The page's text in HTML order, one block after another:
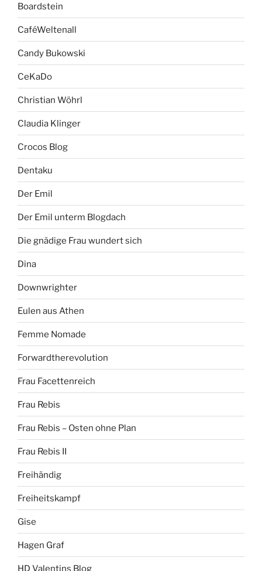
Boardstein
CaféWeltenall
Candy Bukowski
CeKaDo
Christian Wöhrl
Claudia Klinger
Crocos Blog
Dentaku
Der Emil
Der Emil unterm Blogdach
Die gnädige Frau wundert sich
Dina
Downwrighter
Eulen aus Athen
Femme Nomade
Forwardtherevolution
Frau Facettenreich
Frau Rebis
Frau Rebis – Osten ohne Plan
Frau Rebis II
Freihändig
Freiheitskampf
Gise
Hagen Graf
HD Valentins Blog